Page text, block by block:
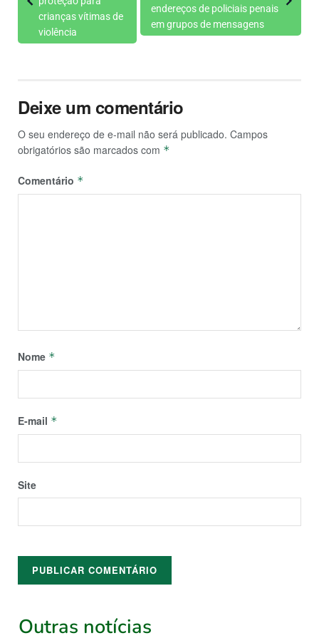
crianças vítimas de
violência
endereços de policiais penais
em grupos de mensagens
Deixe um comentário
O seu endereço de e-mail não será publicado. Campos
obrigatórios são marcados com *
Comentário *
Nome *
E-mail *
Site
Outras notícias